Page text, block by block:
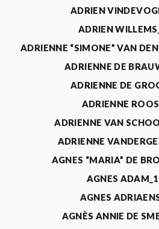
ADRIEN
ADRIEN
ADRIENNE “SIMONE” VAN
ADRIENNE DE
ADRIENNE DE
ADRIENNE
ADRIENNE VAN
ADRIENNE
AGNES “MARIA” DE
AGNES
AGNES
AGNÈS ANNIE DE